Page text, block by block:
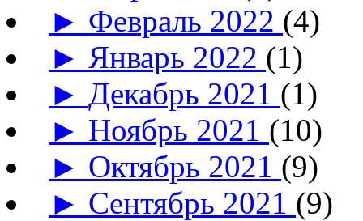
► Февраль 2022 (4)
► Январь 2022 (1)
►Декабрь 2021 (1)
► Ноябрь 2021 (10)
► Октябрь 2021 (9)
► Сентябрь 2021 (9)